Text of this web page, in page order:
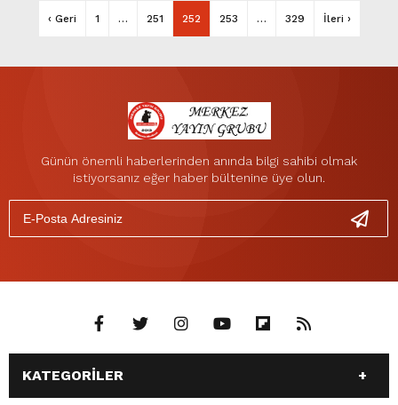
‹ Geri 1 … 251 252 253 … 329 İleri ›
Günün önemli haberlerinden anında bilgi sahibi olmak
istiyorsanız eğer haber bültenine üye olun.
KATEGORİLER